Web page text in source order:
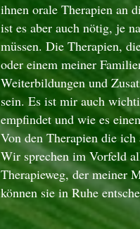
ihnen orale Therapien an
ist es aber auch nötig, je
müssen. Die Therapien,
oder einem meiner
Weiterbildungen und
sein. Es ist mir auch
empfindet und wie es
Von den Therapien die
Wir sprechen im Vorfeld
Therapieweg, der meiner
können sie in Ruhe